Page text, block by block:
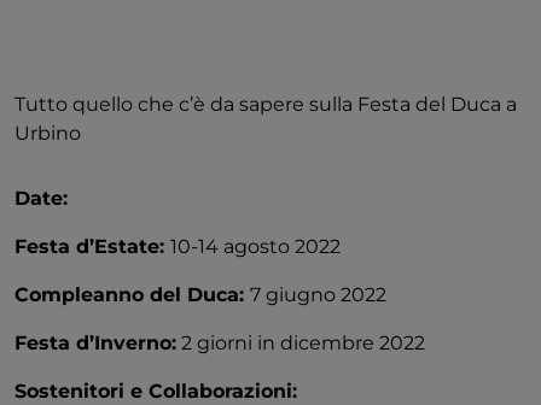
Tutto quello che c’è da sapere sulla Festa del Duca a
Urbino
Date:
Festa d’Estate: 10-14 agosto 2022
Compleanno del Duca: 7 giugno 2022
Festa d’Inverno: 2 giorni in dicembre 2022
Sostenitori e Collaborazioni: